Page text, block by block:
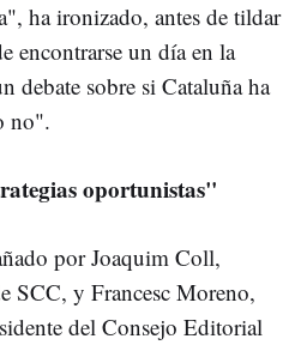
ha ironizado, antes de tildar
encontrarse un día en la
debate sobre si Cataluña ha
no".
oportunistas"
por Joaquim Coll,
SCC, y Francesc Moreno,
del Consejo Editorial